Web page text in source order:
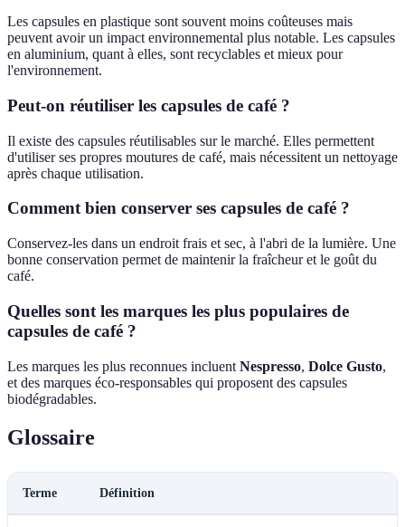
Les capsules en plastique sont souvent moins coûteuses mais
peuvent avoir un impact environnemental plus notable. Les capsules
en aluminium, quant à elles, sont recyclables et mieux pour
l'environnement.
Peut-on réutiliser les capsules de café ?
Il existe des capsules réutilisables sur le marché. Elles permettent
d'utiliser ses propres moutures de café, mais nécessitent un nettoyage
après chaque utilisation.
Comment bien conserver ses capsules de café ?
Conservez-les dans un endroit frais et sec, à l'abri de la lumière. Une
bonne conservation permet de maintenir la fraîcheur et le goût du
café.
Quelles sont les marques les plus populaires de
capsules de café ?
Les marques les plus reconnues incluent Nespresso, Dolce Gusto,
et des marques éco-responsables qui proposent des capsules
biodégradables.
Glossaire
Terme Définition